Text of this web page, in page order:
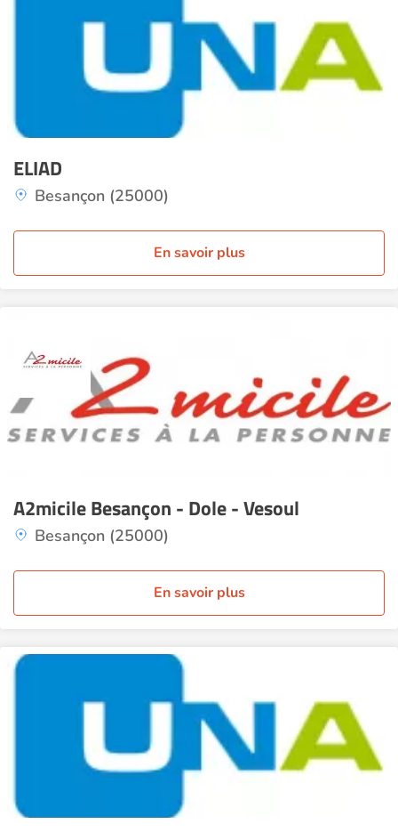
ELIAD
Besançon (25000)
En savoir plus
A2micile Besançon - Dole - Vesoul
Besançon (25000)
En savoir plus